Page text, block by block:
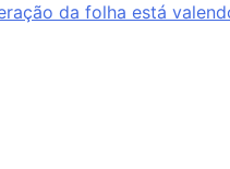
da folha está